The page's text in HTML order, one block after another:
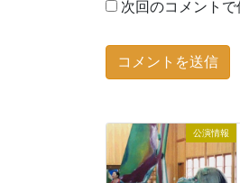
次回のコメント
公演情報